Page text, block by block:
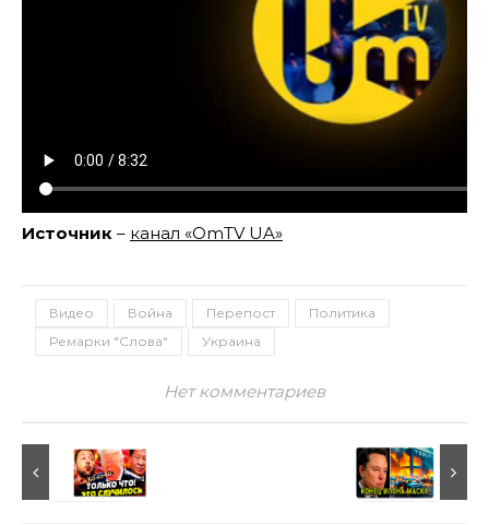
Источник – канал «OmTV UA»
Видео Война Перепост
Политика
Ремарки "Слова"
Украина
Нет комментариев